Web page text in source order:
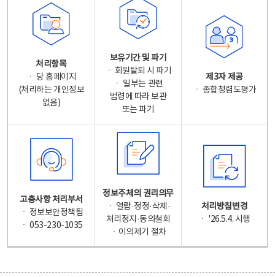
처리항목
ㆍ 당 홈페이지
(처리하는 개인정보
없음)
보유기간 및 파기
ㆍ 회원탈퇴 시 파기
ㆍ 일부는 관련
법령에 따라 보관
또는 파기
제3자 제공
ㆍ 종합청렴도평가
고충사항 처리부서
ㆍ 정보보안정책팀
ㆍ 053-230-1035
정보주체의 권리의무
ㆍ 열람·정정·삭제·
처리정지·동의철회
ㆍ이의제기 절차
처리방침변경
ㆍ '26.5.4. 시행